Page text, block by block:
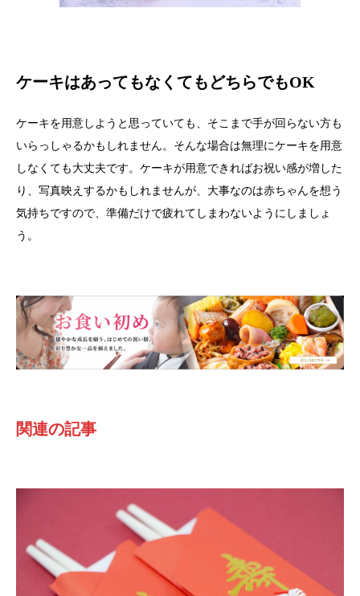
ケーキはあってもなくてもどちらでもOK
ケーキを用意しようと思っていても、そこまで手が回らない方も
いらっしゃるかもしれません。そんな場合は無理にケーキを用意
しなくても大丈夫です。ケーキが用意できればお祝い感が増した
り、写真映えするかもしれませんが、大事なのは赤ちゃんを想う
気持ちですので、準備だけで疲れてしまわないようにしましょ
う。
関連の記事